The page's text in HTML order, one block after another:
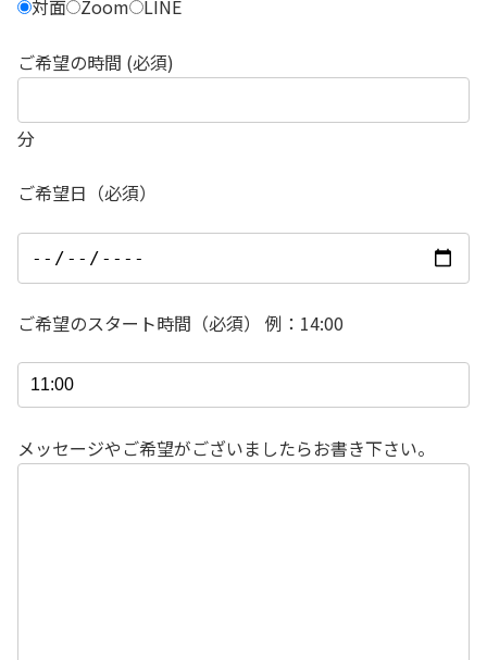
対面 Zoom LINE
ご希望の時間 (必須)
分
ご希望日（必須）
ご希望のスタート時間（必須） 例：14:00
メッセージやご希望がございましたらお書き下さい。